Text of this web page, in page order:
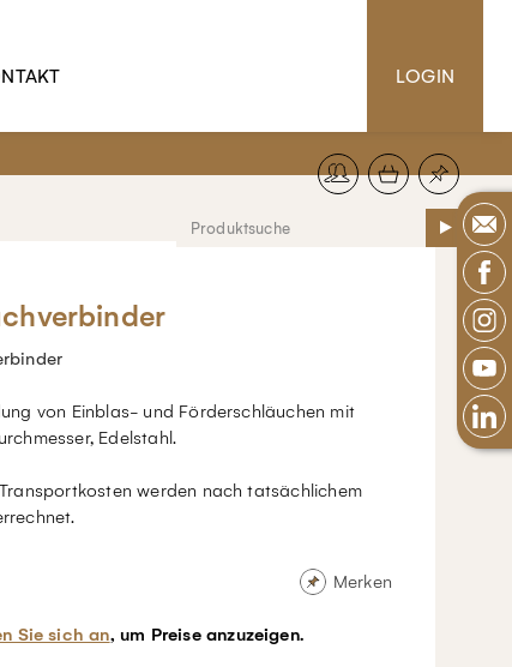
LOGIN
von Einblas- und Förderschläuchen mit
Edelstahl.
werden nach tatsächlichem
Merken
Sie sich an, um Preise anzuzeigen.